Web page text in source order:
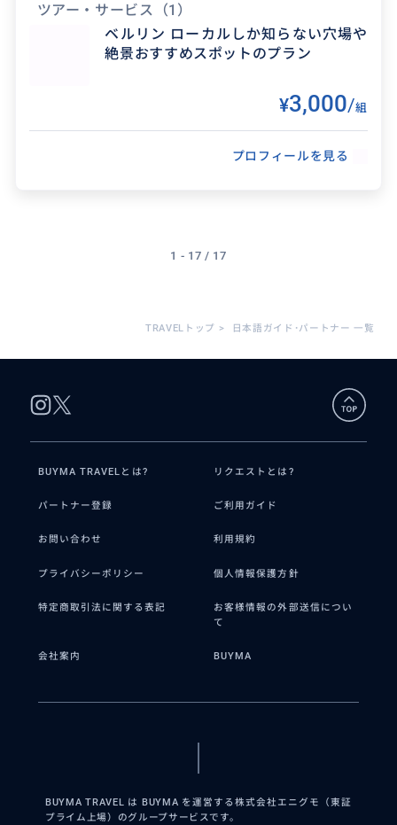
ツアー・サービス （1）
ベルリン ローカルしか知らない穴場や
絶景おすすめスポットのプラン
¥3,000/組
プロフィールを見る
1 - 17 / 17
TRAVELトップ > 日本語ガイド･パートナー 一覧
BUYMA TRAVELとは? リクエストとは?
パートナー登録 ご利用ガイド
お問い合わせ 利用規約
プライバシーポリシー 個人情報保護方針
特定商取引法に関する表記
お客様情報の外部送信につい
て
会社案内 BUYMA
BUYMA TRAVEL は BUYMA を運営する株式会社エニグモ（東証
プライム上場）のグループサービスです。